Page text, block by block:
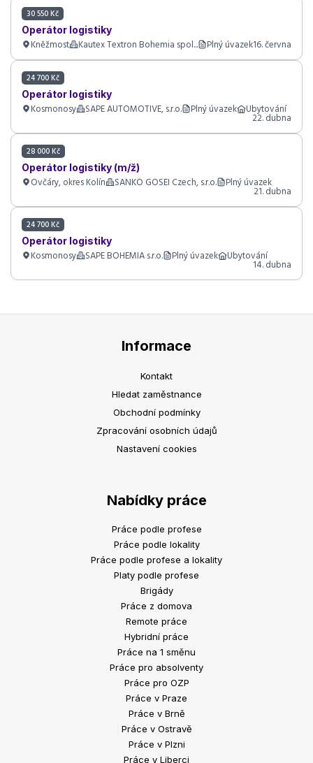
30 550 Kč
Operátor logistiky
Kněžmost Kautex Textron Bohemia spol... Plný úvazek16. června
24 700 Kč
Operátor logistiky
Kosmonosy SAPE AUTOMOTIVE, s.r.o. Plný úvazek Ubytování
22. dubna
28 000 Kč
Operátor logistiky (m/ž)
Ovčáry, okres Kolín SANKO GOSEI Czech, s.r.o. Plný úvazek
21. dubna
24 700 Kč
Operátor logistiky
Kosmonosy SAPE BOHEMIA s.r.o. Plný úvazek Ubytování
14. dubna
Informace
Kontakt
Hledat zaměstnance
Obchodní podmínky
Zpracování osobních údajů
Nastavení cookies
Nabídky práce
Práce podle profese
Práce podle lokality
Práce podle profese a lokality
Platy podle profese
Brigády
Práce z domova
Remote práce
Hybridní práce
Práce na 1 směnu
Práce pro absolventy
Práce pro OZP
Práce v Praze
Práce v Brně
Práce v Ostravě
Práce v Plzni
Práce v Liberci